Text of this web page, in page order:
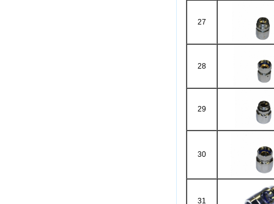
27
28
29
30
31